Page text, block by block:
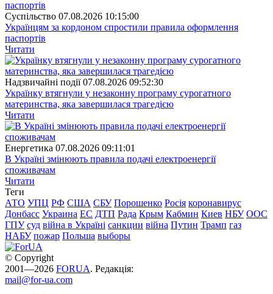
Суспiльство 07.08.2026 10:15:00
Українцям за кордоном спростили правила оформлення
паспортів
Читати
Надзвичайні події 07.08.2026 09:52:30
Українку втягнули у незаконну програму сурогатного
материнства, яка завершилася трагедією
Читати
Енергетика 07.08.2026 09:11:01
В Україні змінюють правила подачі електроенергії
споживачам
Читати
Теги
АТО УПЦ РФ США СБУ Порошенко Росія коронавирус
Донбасс Украина ЕС ДТП Рада Крым Кабмин Киев НБУ ООС
ГПУ суд війна в Україні санкции війна Путин Трамп газ
НАБУ пожар Польша выборы
© Copyright
2001—2026 FORUA. Редакція:
mail@for-ua.com